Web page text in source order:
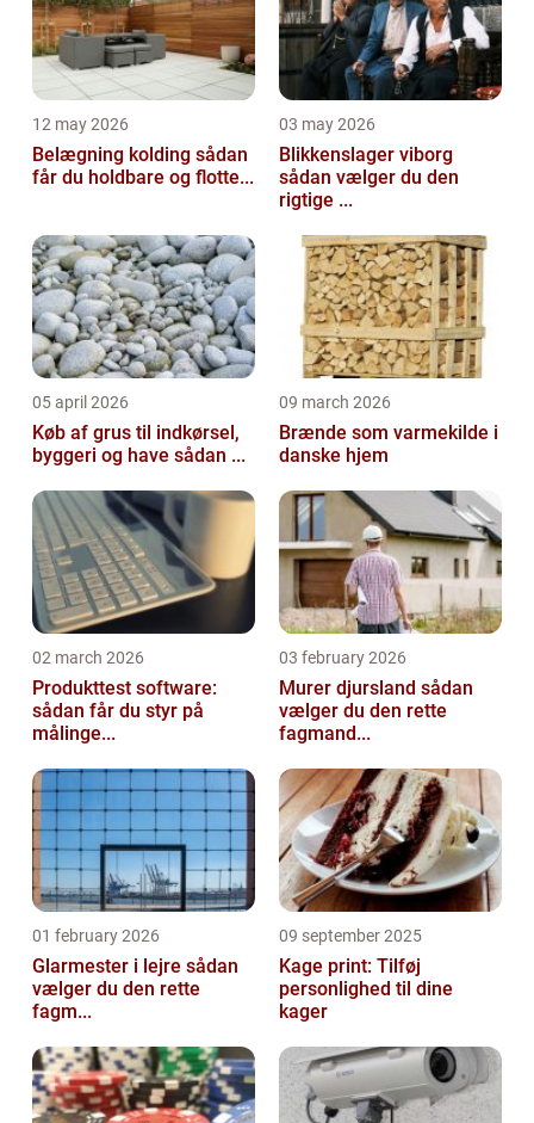
12 may 2026
Belægning kolding sådan
får du holdbare og flotte...
03 may 2026
Blikkenslager viborg
sådan vælger du den
rigtige ...
05 april 2026
Køb af grus til indkørsel,
byggeri og have sådan ...
09 march 2026
Brænde som varmekilde i
danske hjem
02 march 2026
Produkttest software:
sådan får du styr på
målinge...
03 february 2026
Murer djursland sådan
vælger du den rette
fagmand...
01 february 2026
Glarmester i lejre sådan
vælger du den rette
fagm...
09 september 2025
Kage print: Tilføj
personlighed til dine
kager